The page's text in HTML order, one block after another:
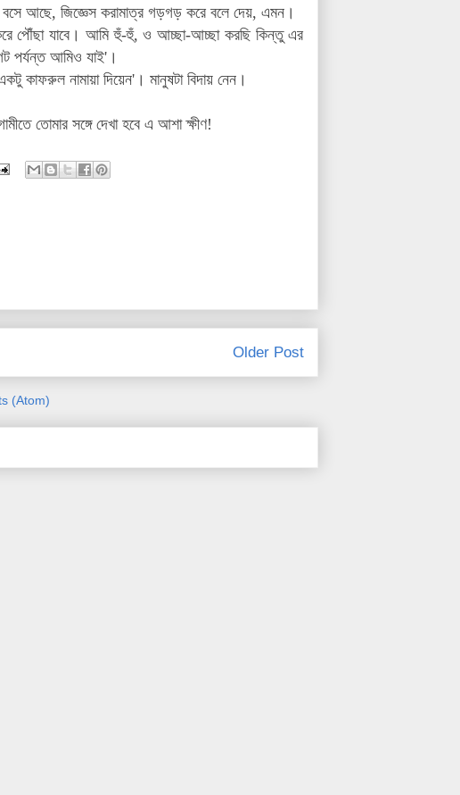
আছে, জিজ্ঞেস করামাত্র গড়গড় করে বলে দেয়, এমন।
করে পৌঁছা যাবে। আমি হুঁ-হুঁ, ও আচ্ছা-আচ্ছা করছি কিন্তু এর
পর্যন্ত আমিও যাই'।
কাফরুল নামায়া দিয়েন'। মানুষটা বিদায় নেন।
তোমার সঙ্গে দেখা হবে এ আশা ক্ষীণ!
Older Post
(Atom)